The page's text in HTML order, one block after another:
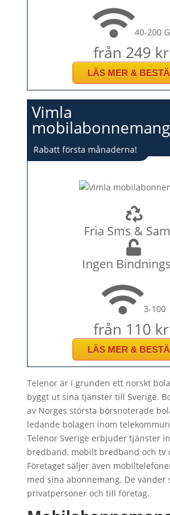
40-200
från 249 kr
LÄS MER &
Vimla
mobilabonnemang
Rabatt första månaderna!
Fria Sms &
Ingen
3-100
från 110 kr
LÄS MER &
Telenor är i grunden ett norskt
byggt ut sina tjänster till Sverige.
av Norges största börsnoterade
ledande bolagen inom
Telenor Sverige erbjuder tjänster
bredband, mobilt bredband och tv
Företaget säljer även
med sina abonnemang. De vänder
privatpersoner och till företag.